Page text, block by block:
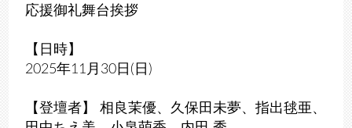
応援御礼舞台挨拶
【日時】
2025年11月30日(日)
【登壇者】 相良茉優、久保田未夢、指出毬亜、